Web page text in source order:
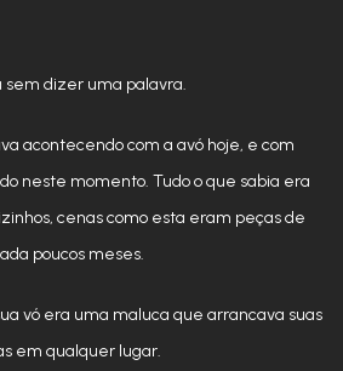
sem dizer uma palavra.
acontecendo com a avó hoje, e com
neste momento. Tudo o que sabia era
cenas como esta eram peças de
poucos meses.
vó era uma maluca que arrancava suas
em qualquer lugar.